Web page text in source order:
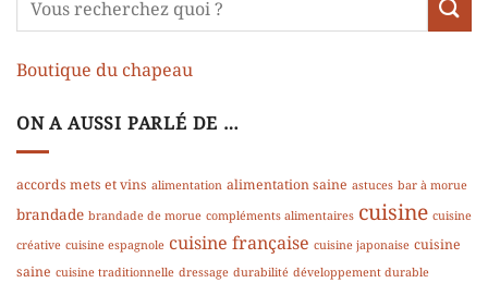
Boutique du chapeau
ON A AUSSI PARLÉ DE …
accords mets et vins alimentation alimentation saine astuces bar à morue
brandade brandade de morue compléments alimentaires cuisine cuisine
créative cuisine espagnole cuisine française cuisine japonaise cuisine
saine cuisine traditionnelle dressage durabilité développement durable